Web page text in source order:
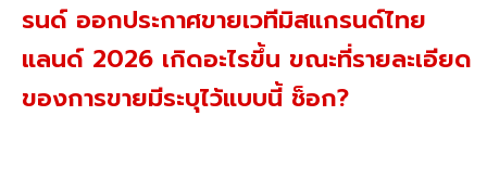
รนด์ ออกประกาศขายเวทีมิสแกรนด์ไทย
แลนด์ 2026 เกิดอะไรขึ้น ขณะที่รายละเอียด
ของการขายมีระบุไว้แบบนี้ ช็อก?